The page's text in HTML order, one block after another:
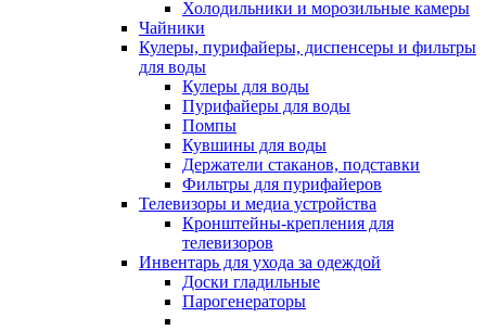
Холодильники и морозильные камеры
Чайники
Кулеры, пурифайеры, диспенсеры и фильтры
для воды
Кулеры для воды
Пурифайеры для воды
Помпы
Кувшины для воды
Держатели стаканов, подставки
Фильтры для пурифайеров
Телевизоры и медиа устройства
Кронштейны-крепления для
телевизоров
Инвентарь для ухода за одеждой
Доски гладильные
Парогенераторы